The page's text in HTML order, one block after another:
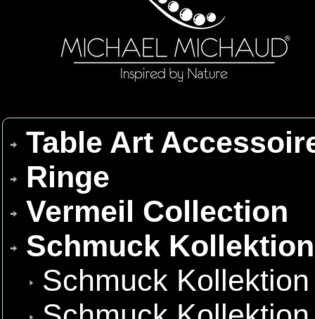
Table Art
Ringe
Vermeil Collection
Schmuck
Schmuck